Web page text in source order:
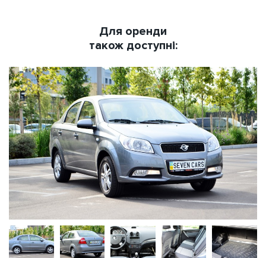
Для оренди
також доступні: